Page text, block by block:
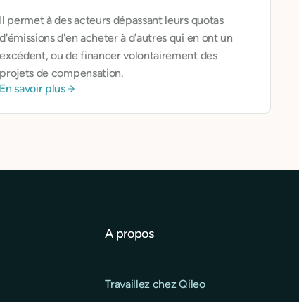
Il permet à des acteurs dépassant leurs quotas
d'émissions d'en acheter à d'autres qui en ont un
excédent, ou de financer volontairement des
projets de compensation.
En savoir plus
A propos
Travaillez chez Qileo